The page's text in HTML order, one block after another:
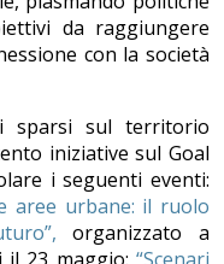
da raggiungere
con la società
sparsi sul territorio
iniziative sul Goal
i seguenti eventi:
aree urbane: il ruolo
organizzato a